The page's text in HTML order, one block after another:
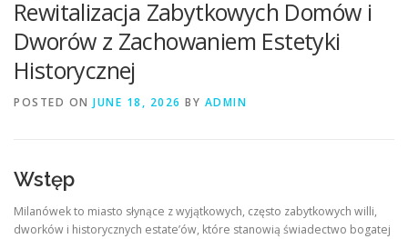
CENNIK SERWIS RYNNY WARSZAWA KONTAKT
Rewitalizacja Zabytkowych Domów i
Dworów z Zachowaniem Estetyki
Historycznej
POSTED ON JUNE 18, 2026 BY ADMIN
Wstęp
Milanówek to miasto słynące z wyjątkowych, często zabytkowych willi,
dworków i historycznych estate’ów, które stanowią świadectwo bogatej